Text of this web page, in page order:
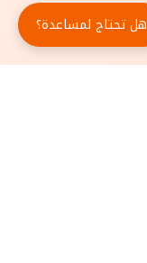
هل تحتاج لمساعدة؟